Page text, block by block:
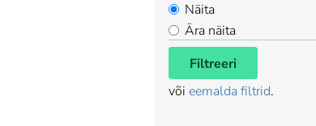
Näita
Ära näita
Filtreeri
või eemalda filtrid.